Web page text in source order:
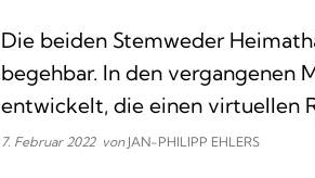
Die beiden Stemweder
begehbar. In den vergangenen
entwickelt, die einen virtuellen
7. Februar 2022 vonJAN-PHILIPP EHLERS